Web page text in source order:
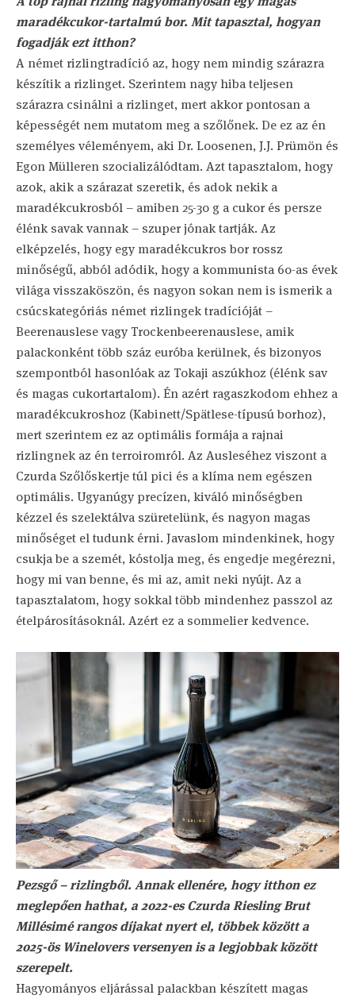
maradékcukor-tartalmú bor. Mit tapasztal, hogyan
fogadják ezt itthon?
A német rizlingtradíció az, hogy nem mindig szárazra
készítik a rizlinget. Szerintem nagy hiba teljesen
szárazra csinálni a rizlinget, mert akkor pontosan a
képességét nem mutatom meg a szőlőnek. De ez az én
személyes véleményem, aki Dr. Loosenen, J.J. Prümön és
Egon Mülleren szocializálódtam. Azt tapasztalom, hogy
azok, akik a szárazat szeretik, és adok nekik a
maradékcukrosból – amiben 25-30 g a cukor és persze
élénk savak vannak – szuper jónak tartják. Az
elképzelés, hogy egy maradékcukros bor rossz
minőségű, abból adódik, hogy a kommunista 60-as évek
világa visszaköszön, és nagyon sokan nem is ismerik a
csúcskategóriás német rizlingek tradícióját –
Beerenauslese vagy Trockenbeerenauslese, amik
palackonként több száz euróba kerülnek, és bizonyos
szempontból hasonlóak az Tokaji aszúkhoz (élénk sav
és magas cukortartalom). Én azért ragaszkodom ehhez a
maradékcukroshoz (Kabinett/Spätlese-típusú borhoz),
mert szerintem ez az optimális formája a rajnai
rizlingnek az én terroiromról. Az Ausleséhez viszont a
Czurda Szőlőskertje túl pici és a klíma nem egészen
optimális. Ugyanúgy precízen, kiváló minőségben
kézzel és szelektálva szüretelünk, és nagyon magas
minőséget el tudunk érni. Javaslom mindenkinek, hogy
csukja be a szemét, kóstolja meg, és engedje megérezni,
hogy mi van benne, és mi az, amit neki nyújt. Az a
tapasztalatom, hogy sokkal több mindenhez passzol az
ételpárosításoknál. Azért ez a sommelier kedvence.
Pezsgő – rizlingből. Annak ellenére, hogy itthon ez
meglepően hathat, a 2022-es Czurda Riesling Brut
Millésimé rangos díjakat nyert el, többek között a
2025-ös Winelovers versenyen is a legjobbak között
szerepelt.
Hagyományos eljárással palackban készített magas